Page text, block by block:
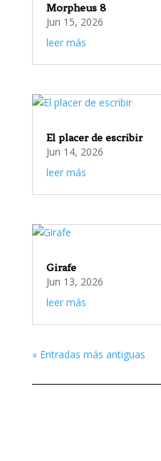
Morpheus 8
Jun 15, 2026
leer más
El placer de escribir
Jun 14, 2026
leer más
Girafe
Jun 13, 2026
leer más
« Entradas más antiguas